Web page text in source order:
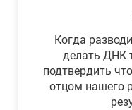
Когда
делать ДНК
подтвердить
отцом нашего